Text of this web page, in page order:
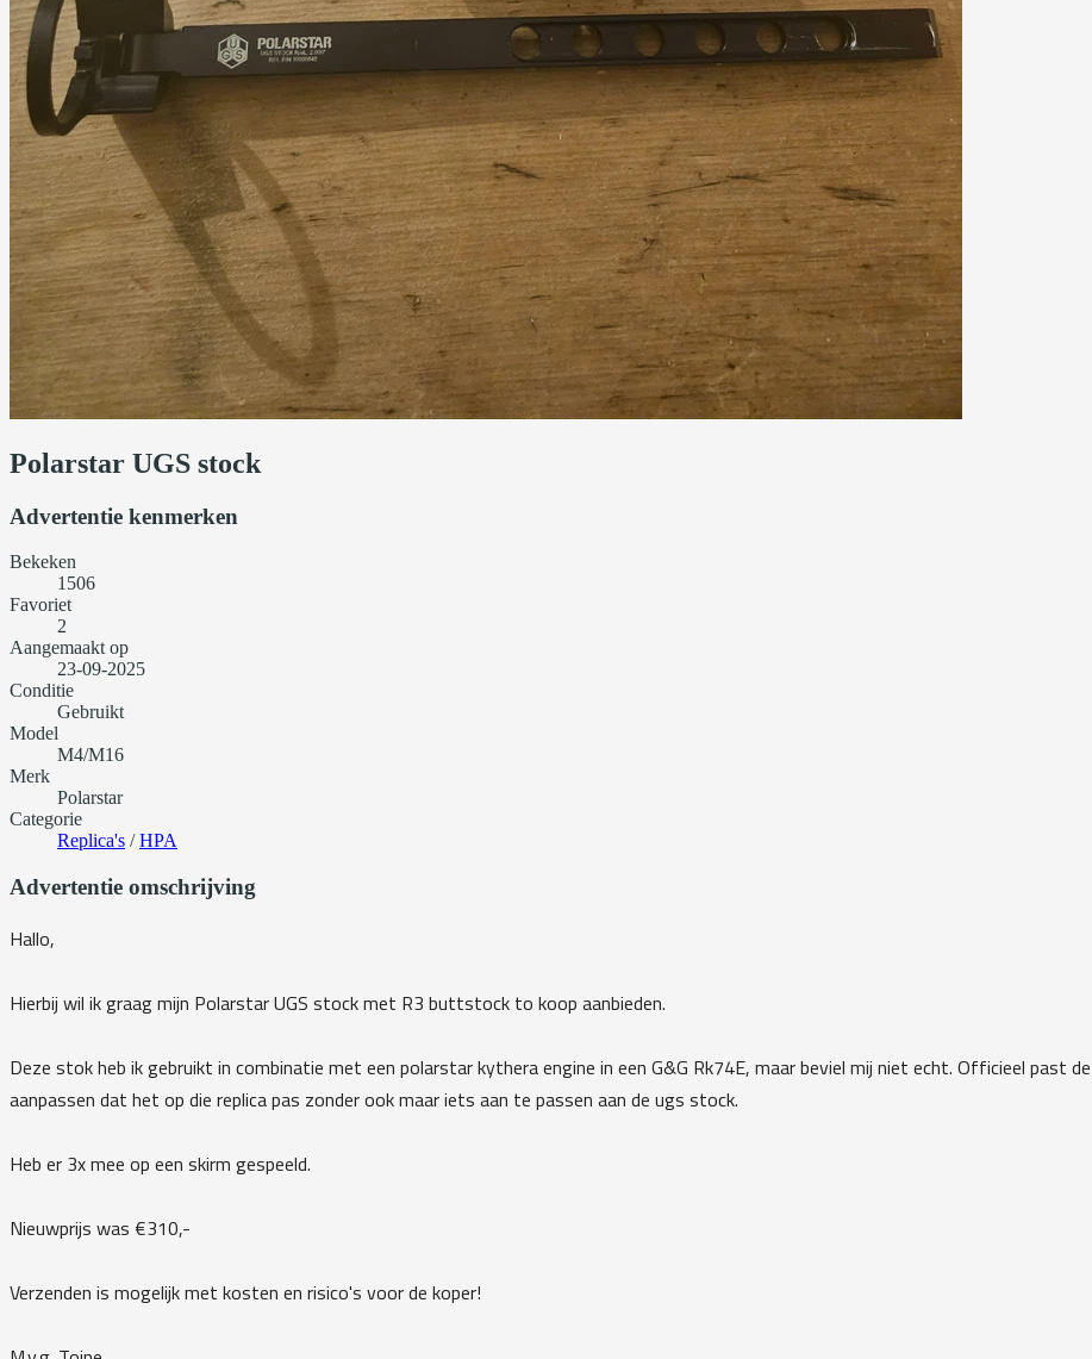
Polarstar UGS stock
Advertentie kenmerken
Bekeken
1506
Favoriet
2
Aangemaakt op
23-09-2025
Conditie
Gebruikt
Model
M4/M16
Merk
Polarstar
Categorie
Replica's /HPA
Advertentie omschrijving
Hallo,
Hierbij wil ik graag mijn Polarstar UGS stock met R3 buttstock to koop aanbieden.
Deze stok heb ik gebruikt in combinatie met een polarstar kythera engine in een G&G Rk74E, maar beviel mij niet echt. Officieel past
aanpassen dat het op die replica pas zonder ook maar iets aan te passen aan de ugs stock.
Heb er 3x mee op een skirm gespeeld.
Nieuwprijs was €310,-
Verzenden is mogelijk met kosten en risico's voor de koper!